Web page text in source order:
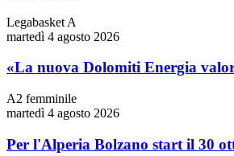
Legabasket A
martedì 4 agosto 2026
«La nuova Dolomiti Energia
A2 femminile
martedì 4 agosto 2026
Per l'Alperia Bolzano start il 30